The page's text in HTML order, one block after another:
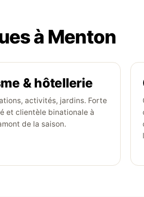
à Menton
& hôtellerie
activités, jardins. Forte
et clientèle binationale à
de la saison.